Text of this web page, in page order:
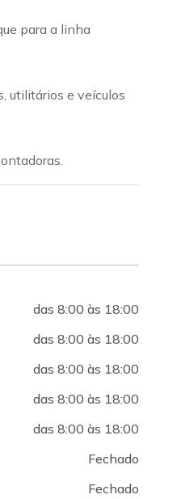
para a linha
utilitários e veículos
das 8:00 às 18:00
das 8:00 às 18:00
das 8:00 às 18:00
das 8:00 às 18:00
das 8:00 às 18:00
Fechado
Fechado